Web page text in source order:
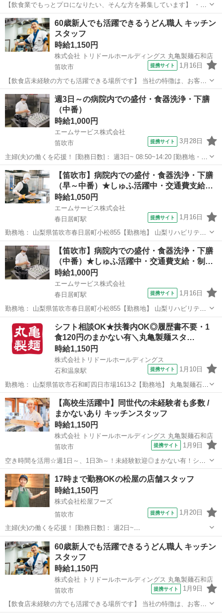
【飲食業でもっとプロになりたい、そんな方を募集しています】 ・
今、飲食業で社員として働いているが、自信を持って仕事に取り組め
ていない ・飲食業から他業界/他職種への転職を考えているが、迷って
いる ・アルバイト・パートで飲食経...
山梨 笛吹市 レストラン
60歳新人でも活躍できるうどん職人 キッチン
スタッフ
時給1,150円
株式会社 トリドールホールディングス 丸亀製麺石和店
笛吹市
提携サイト 1月16日
【飲食店未経験の方でも活躍できる場所です】 当社の特徴は、お客さ
まとして食べに来てくれた方が働いてくれることが多い ところにある
かもしれません。 飲食業の経験がない方からのご応募も多く、 「自分
と同年代の人がイキイキ仕事を...
山梨 笛吹市 レストラン
週3日～の病院内での盛付・食器洗浄・下膳
（中番）
時給1,000円
エームサービス株式会社
笛吹市
提携サイト 3月28日
主婦(夫)の働くを応援！ [勤務日数]： 週3日~ 08:50~14:20 [勤務地・最
寄駅]： 山梨県笛吹市春日居町小松855 山梨リハビリテーション病
院-4180 ＜エームサービス株式会社＞ 春日居町駅徒歩19分 ...
山梨 笛吹市 その他
【笛吹市】病院内での盛付・食器洗浄・下膳
（早～中番）★しゅふ活躍中・交通費支給…
時給1,050円
エームサービス株式会社
春日居町駅
提携サイト 1月16日
勤務地： 山梨県笛吹市春日居町小松855【勤務地】 山梨リハビリテー
ション病院-4180 山梨県笛吹市春日居町小松855 【アクセス】 春日
居町駅 徒歩19分 週勤務日時： 週4日~ 05:05〜14:20／09:...
山梨 笛吹市 春日居町駅 キッチン
【笛吹市】病院内での盛付・食器洗浄・下膳
（中番）★しゅふ活躍中・交通費支給・制…
時給1,000円
エームサービス株式会社
春日居町駅
提携サイト 1月16日
勤務地： 山梨県笛吹市春日居町小松855【勤務地】 山梨リハビリテー
ション病院-4180 山梨県笛吹市春日居町小松855 【アクセス】 春日
居町駅 徒歩19分 週勤務日時： 週3日~ 08:50〜14:20／17:...
山梨 笛吹市 春日居町駅 キッチン
シフト相談OK★扶養内OK◎履歴書不要・1
食120円のまかない有＼丸亀製麺スタ…
時給1,150円
株式会社トリドールホールディングス
石和温泉駅
提携サイト 1月10日
勤務地： 山梨県笛吹市石和町四日市場1613-2【勤務地】 丸亀製麺石和
店 山梨県笛吹市石和町四日市場1613-2 【交通】 R20沿い、「四日市
場」交差点すぐ 石和温泉駅 徒歩21分 ／ 甲府駅 自動車19分 週勤務
日...
山梨 笛吹市 石和温泉駅 レストラン
【高校生活躍中】同世代の未経験者も多数 /
まかないあり キッチンスタッフ
時給1,150円
株式会社 トリドールホールディングス 丸亀製麺石和店
笛吹市
提携サイト 1月9日
空き時間を活用☆週1日～、1日3h～！未経験歓迎◎まかない有！シフ
トは1週間毎♪ ≪同世代が多いから働きやすい！≫【接客・調理】高校
生さん歓迎!!高校生の初バイトにもオススメ 【高校生におススメポイ
ント】 ・はじめてのア...
山梨 笛吹市 レストラン
17時まで勤務OKの松屋の店舗スタッフ
時給1,150円
株式会社松屋フーズ
笛吹市
提携サイト 1月20日
主婦(夫)の働くを応援！ [勤務日数]： 週2日~
08:00~17:00/17:00~22:00/22:00~08:00 月/火/水/木/金/土/日 などから選
べます [勤務地・最寄駅]： 山梨県笛吹市石和町広瀬137...
山梨 笛吹市 その他
60歳新人でも活躍できるうどん職人 キッチン
スタッフ
時給1,150円
株式会社 トリドールホールディングス 丸亀製麺石和店
笛吹市
提携サイト 1月9日
【飲食店未経験の方でも活躍できる場所です】 当社の特徴は、お客さ